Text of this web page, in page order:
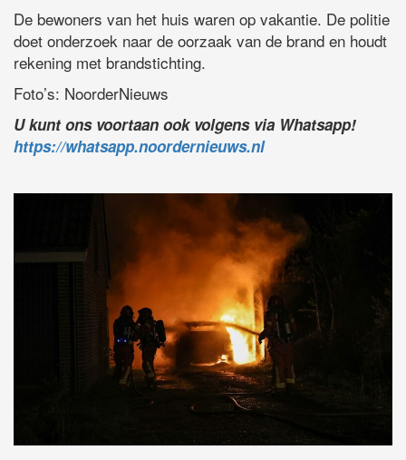
De bewoners van het huis waren op vakantie. De politie
doet onderzoek naar de oorzaak van de brand en houdt
rekening met brandstichting.
Foto’s: NoorderNieuws
U kunt ons voortaan ook volgens via Whatsapp!
https://whatsapp.noordernieuws.nl